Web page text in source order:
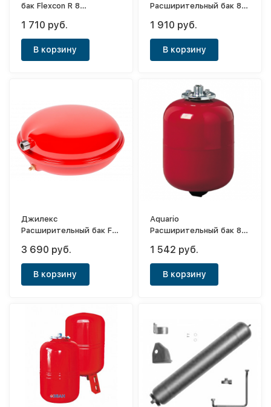
бак Flexcon R 8
1 710 руб.
В корзину
Расширительный бак 8л
1 910 руб.
В корзину
Джилекс
Расширительный бак F 8
3 690 руб.
В корзину
Aquario
Расширительный бак 8л
1 542 руб.
В корзину